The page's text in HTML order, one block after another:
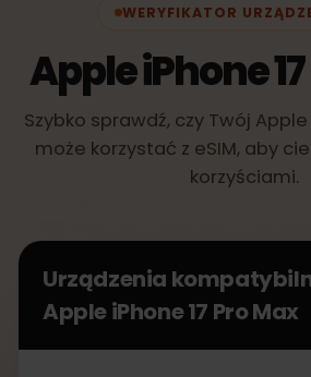
WERYFIKATOR
Apple iPhone
Szybko sprawdź, czy Twój Apple
może korzystać z eSIM, aby
korzyściami.
Urządzenia
Apple iPhone 17 Pro Max